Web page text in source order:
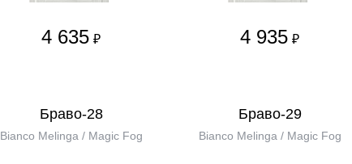
4 635 ₽ 4 935 ₽
Браво-28
Bianco Melinga / Magic Fog
Браво-29
Bianco Melinga / Magic Fog